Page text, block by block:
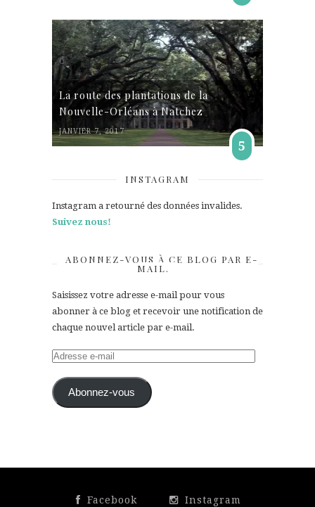
La route des plantations de la
Nouvelle-Orléans à Natchez
JANVIER 7, 2017
5
INSTAGRAM
Instagram a retourné des données invalides.
Suivez nous!
ABONNEZ-VOUS À CE BLOG PAR E-
MAIL.
Saisissez votre adresse e-mail pour vous
abonner à ce blog et recevoir une notification de
chaque nouvel article par e-mail.
Adresse
mail Abonnez-vous
Facebook Instagram